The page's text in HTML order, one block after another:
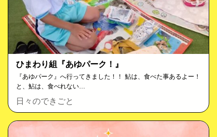
ひまわり組『あゆパーク！』
『あゆパーク』へ行ってきました！！ 鮎は、食べた事あるよー！
と、鮎は、食べれない…
日々のできごと